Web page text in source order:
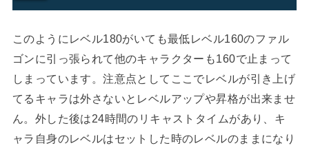
このようにレベル180がいても最低レベル160のファル
ゴンに引っ張られて他のキャラクターも160で止まって
しまっています。注意点としてここでレベルが引き上げ
てるキャラは外さないとレベルアップや昇格が出来ませ
ん。外した後は24時間のリキャストタイムがあり、キ
ャラ自身のレベルはセットした時のレベルのままになり